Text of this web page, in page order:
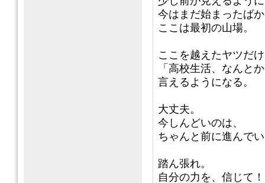
今はまだ始まったば
ここは最初の山場。
ここを越えたヤツだ
「高校生活、なんと
言えるようになる。
大丈夫。
今しんどいのは、
ちゃんと前に進んで
踏ん張れ。
自分の力を、信じて